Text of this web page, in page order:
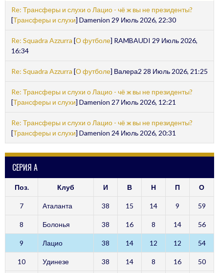
Re: Трансферы и слухи о Лацио - чё ж вы не президенты?
[Трансферы и слухи] Damenion 29 Июль 2026, 22:30
Re: Squadra Azzurra [О футболе] RAMBAUDI 29 Июль 2026,
16:34
Re: Squadra Azzurra [О футболе] Валера2 28 Июль 2026, 21:25
Re: Трансферы и слухи о Лацио - чё ж вы не президенты?
[Трансферы и слухи] Damenion 27 Июль 2026, 12:21
Re: Трансферы и слухи о Лацио - чё ж вы не президенты?
[Трансферы и слухи] Damenion 24 Июль 2026, 20:31
СЕРИЯ А
Поз. Клуб И В Н П О
7 Аталанта 38 15 14 9 59
8 Болонья 38 16 8 14 56
9 Лацио 38 14 12 12 54
10 Удинезе 38 14 8 16 50